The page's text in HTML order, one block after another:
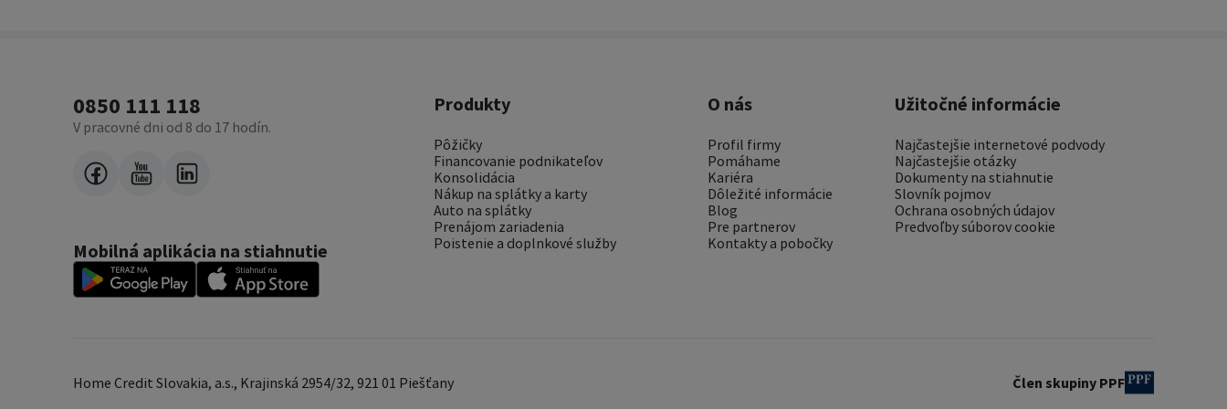
0850 111 118
V pracovné dni od 8 do 17 hodín.
Mobilná aplikácia na stiahnutie
Produkty
Pôžičky
Financovanie podnikateľov
Konsolidácia
Nákup na splátky a karty
Auto na splátky
Prenájom zariadenia
Poistenie a doplnkové služby
O nás
Profil firmy
Pomáhame
Kariéra
Dôležité informácie
Blog
Pre partnerov
Kontakty a pobočky
Užitočné informácie
Najčastejšie internetové podvody
Najčastejšie otázky
Dokumenty na stiahnutie
Slovník pojmov
Ochrana osobných údajov
Predvoľby súborov cookie
Home Credit Slovakia, a.s., Krajinská 2954/32, 921 01 Piešťany Člen skupiny PPF